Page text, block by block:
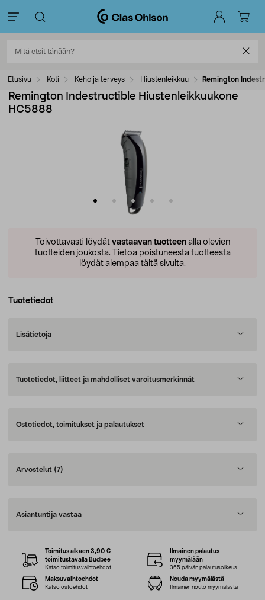
Etusivu Koti Keho ja terveys Hiustenleikkuu Remington
Remington Indestructible Hiustenleikkuukone
HC5888
Toivottavasti löydät vastaavan tuotteenalla olevien
tuotteiden joukosta. Tietoa poistuneesta tuotteesta
löydät alempaa tältä sivulta.
Tuotetiedot
Lisätietoja
Tuotetiedot, liitteet ja mahdolliset varoitusmerkinnät
Ostotiedot, toimitukset ja palautukset
Arvostelut (7)
Asiantuntija vastaa
Toimitus alkaen 3,90 €
toimitustavalla Budbee
Katso toimitusvaihtoehdot
Ilmainen palautus
myymälään
365 päivän palautusoikeus
Maksuvaihtoehdot
Katso ostoehdot
Nouda myymälästä
Ilmainen nouto myymälästä